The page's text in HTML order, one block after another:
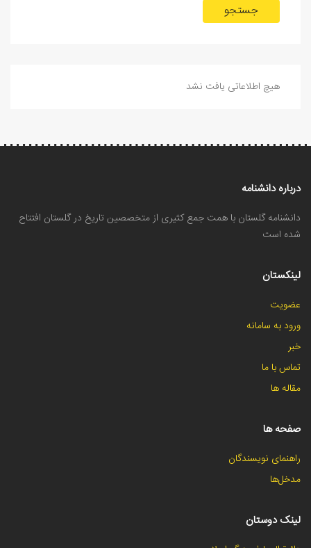
جستجو
هیچ اطلاعاتی یافت نشد
درباره دانشنامه
دانشنامه گلستان با همت جمع کثیری از متخصصین تاریخ در گلستان افتتاح
شده است
لینکستان
عضویت
ورود به سامانه
خبر
تماس با ما
مقاله ها
صفحه ها
راهنمای نویسندگان
مدخل‌ها
لینک دوستان